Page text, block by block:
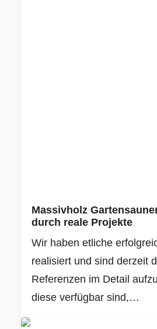
Massivholz
durch reale Projekte
Wir haben etliche
realisiert und sind derzeit
Referenzen im Detail
diese verfügbar sind,…